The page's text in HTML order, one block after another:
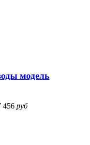
модель
456 руб